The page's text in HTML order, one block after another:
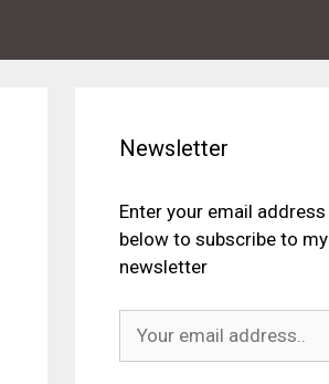
Newsletter
Enter your email address
below to subscribe to my
newsletter